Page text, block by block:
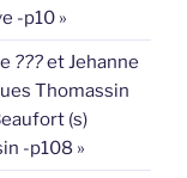
-p10 »
???et Jehanne
Thomassin
(s)
-p108 »